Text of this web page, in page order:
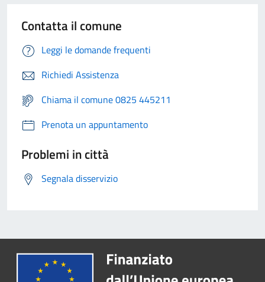
Contatta il comune
Leggi le domande frequenti
Richiedi Assistenza
Chiama il comune 0825 445211
Prenota un appuntamento
Problemi in città
Segnala disservizio